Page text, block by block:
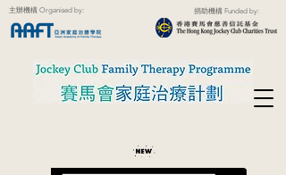
主辦機構 Organised by: 捐助機構 Funded by: